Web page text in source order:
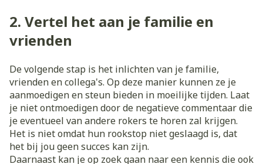
2. Vertel het aan je familie en
vrienden
De volgende stap is het inlichten van je familie,
vrienden en collega's. Op deze manier kunnen ze je
aanmoedigen en steun bieden in moeilijke tijden. Laat
je niet ontmoedigen door de negatieve commentaar die
je eventueel van andere rokers te horen zal krijgen.
Het is niet omdat hun rookstop niet geslaagd is, dat
het bij jou geen succes kan zijn.
Daarnaast kan je op zoek gaan naar een kennis die ook